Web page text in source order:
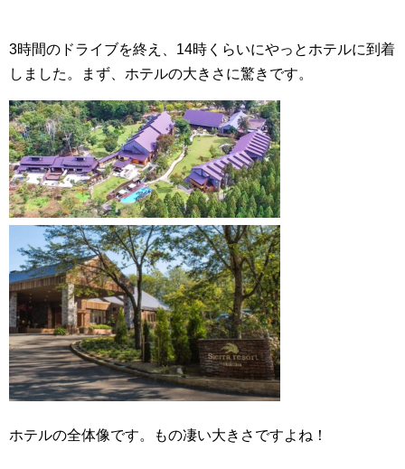
3時間のドライブを終え、14時くらいにやっとホテルに到着
しました。まず、ホテルの大きさに驚きです。
ホテルの全体像です。もの凄い大きさですよね！